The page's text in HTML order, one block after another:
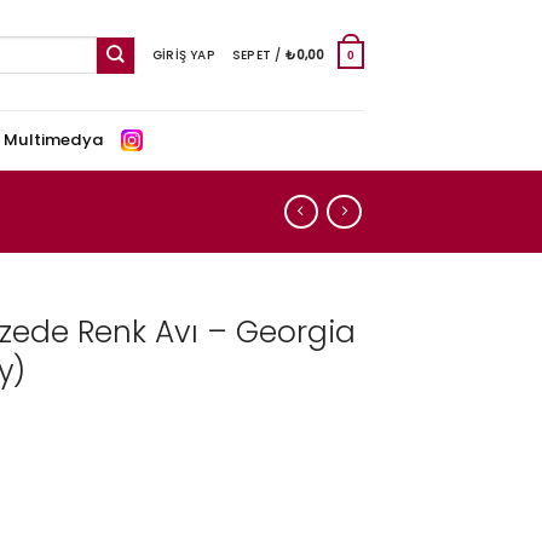
GIRIŞ YAP SEPET / ₺0,00 0
Multimedya
Renk Avı – Georgia